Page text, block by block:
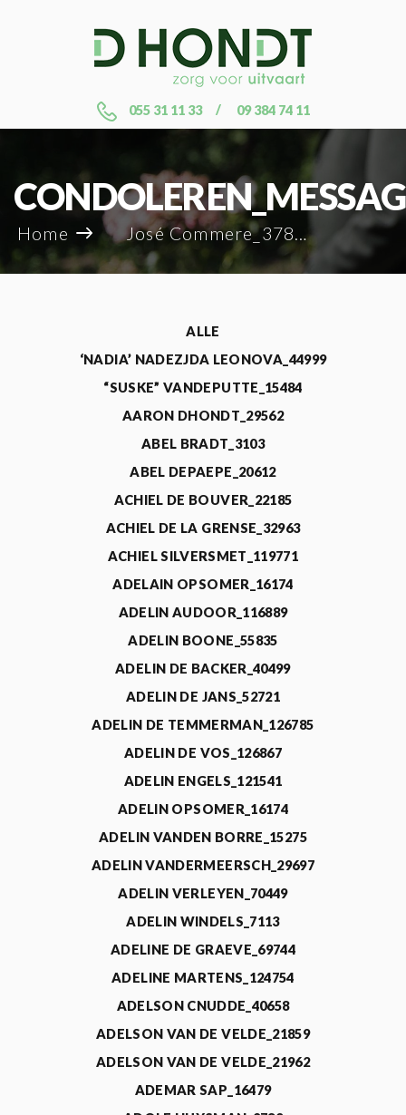
055 31 11 33 09 384 74 11
Home José Commere_37885
ALLE
‘NADIA’ NADEZJDA LEONOVA_44999
“SUSKE” VANDEPUTTE_15484
AARON DHONDT_29562
ABEL BRADT_3103
ABEL DEPAEPE_20612
ACHIEL DE BOUVER_22185
ACHIEL DE LA GRENSE_32963
ACHIEL SILVERSMET_119771
ADELAIN OPSOMER_16174
ADELIN AUDOOR_116889
ADELIN BOONE_55835
ADELIN DE BACKER_40499
ADELIN DE JANS_52721
ADELIN DE TEMMERMAN_126785
ADELIN DE VOS_126867
ADELIN ENGELS_121541
ADELIN OPSOMER_16174
ADELIN VANDEN BORRE_15275
ADELIN VANDERMEERSCH_29697
ADELIN VERLEYEN_70449
ADELIN WINDELS_7113
ADELINE DE GRAEVE_69744
ADELINE MARTENS_124754
ADELSON CNUDDE_40658
ADELSON VAN DE VELDE_21859
ADELSON VAN DE VELDE_21962
ADEMAR SAP_16479